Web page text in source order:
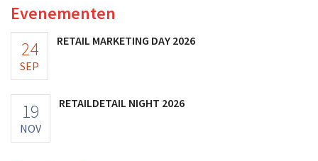
Evenementen
24
SEP
RETAIL MARKETING DAY 2026
19
NOV
RETAILDETAIL NIGHT 2026